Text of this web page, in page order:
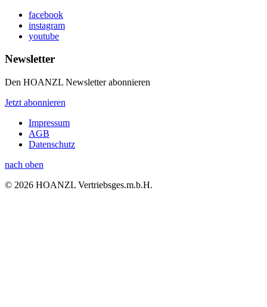
facebook
instagram
youtube
Newsletter
Den HOANZL Newsletter abonnieren
Jetzt abonnieren
Impressum
AGB
Datenschutz
nach oben
© 2026 HOANZL Vertriebsges.m.b.H.